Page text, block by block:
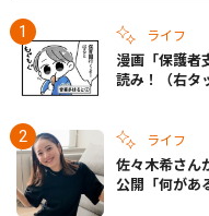
ライフ
漫画「保護者
読み！（右タ
ライフ
佐々木希さん
公開「何があ